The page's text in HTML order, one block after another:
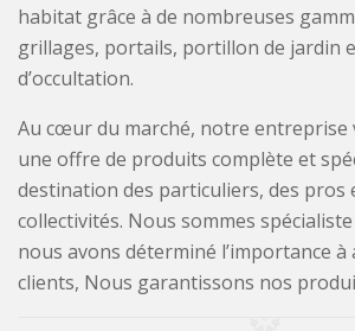
habitat grâce à de nombreuses
grillages, portails, portillon de jardin
d’occultation.
Au cœur du marché, notre entreprise
une offre de produits complète et
destination des particuliers, des pros
collectivités. Nous sommes
nous avons déterminé l’importance
clients, Nous garantissons nos